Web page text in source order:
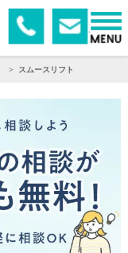
> スムースリフト